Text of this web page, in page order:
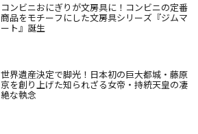
コンビニおにぎりが文房具に！コンビニの定番
商品をモチーフにした文房具シリーズ『ジムマ
ート』誕生
世界遺産決定で脚光！日本初の巨大都城・藤原
京を創り上げた知られざる女帝・持統天皇の凄
絶な執念